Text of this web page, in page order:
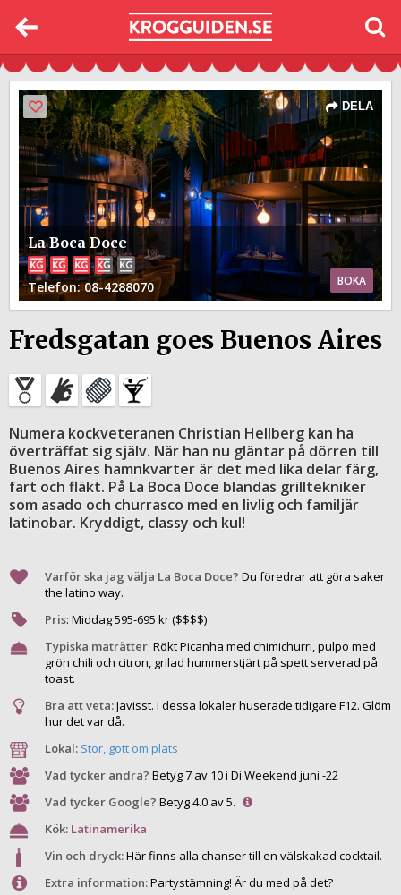
La Boca Doce
Telefon: 08-4288070 BOKA
DELA
Fredsgatan goes Buenos Aires
Numera kockveteranen Christian Hellberg kan ha
överträffat sig själv. När han nu gläntar på dörren till
Buenos Aires hamnkvarter är det med lika delar färg,
fart och fläkt. På La Boca Doce blandas grilltekniker
som asado och churrasco med en livlig och familjär
latinobar. Kryddigt, classy och kul!
Varför ska jag välja La Boca Doce? Du föredrar att göra saker
the latino way.
Pris: Middag595-695 kr ($$$$)
Typiska maträtter: Rökt Picanha med chimichurri, pulpo med
grön chili och citron, grilad hummerstjärt på spett serverad på
toast.
Bra att veta:Javisst. I dessa lokaler huserade tidigare F12. Glöm
hur det var då.
Lokal: Stor, gott om plats
Vad tycker andra? Betyg 7 av 10 i Di Weekend juni -22
Vad tycker Google? Betyg 4.0 av 5.
Kök: Latinamerika
Vin och dryck:Här finns alla chanser till en välskakad cocktail.
Extra information:Partystämning! Är du med på det?